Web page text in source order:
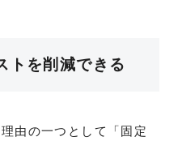
トを削減できる
由の一つとして「固定